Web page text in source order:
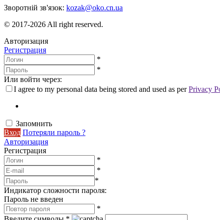
Зворотній зв'язок: kozak@oko.cn.ua
© 2017-2026 All right reserved.
Авторизация
Регистрация
*
*
Или войти через:
I agree to my personal data being stored and used as perPrivacy
Запомнить
Вход Потеряли пароль ?
Авторизация
Регистрация
*
*
*
Индикатор сложности пароля:
Пароль не введен
*